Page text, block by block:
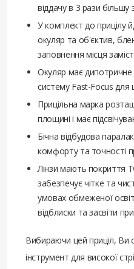
віддачу в 3 рази більшу
У комплект до прицілу
окуляр та об'єктив,
заповнення місця
Окуляр має
систему Fast-Focus для
Прицільна марка
площині і має
Бічна відбудова
комфорту та точності
Лінзи мають покриття
забезпечує чітке та
умовах обмеженої
відблиски та засвіти
Вибираючи цей приціл, Ви
інструмент для високої